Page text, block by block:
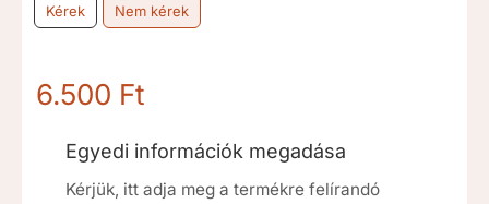
Kérek Nem kérek
6.500 Ft
Egyedi információk megadása
Kérjük, itt adja meg a termékre felírandó